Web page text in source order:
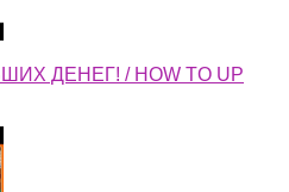
ДЕНЕГ! / HOW TO UP